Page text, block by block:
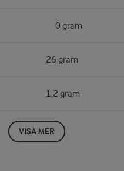
0 gram
26 gram
1,2 gram
VISA MER